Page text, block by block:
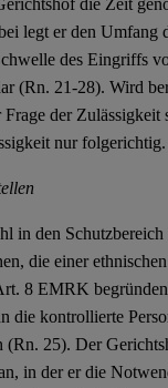
die Zeit
legt er den Umfang
des Eingriffs
(Rn. 21-28). Wird
der Zulässigkeit
nur folgerichtig.
in den
die einer
8 EMRK
die kontrollierte
(Rn. 25). Der
in der er die